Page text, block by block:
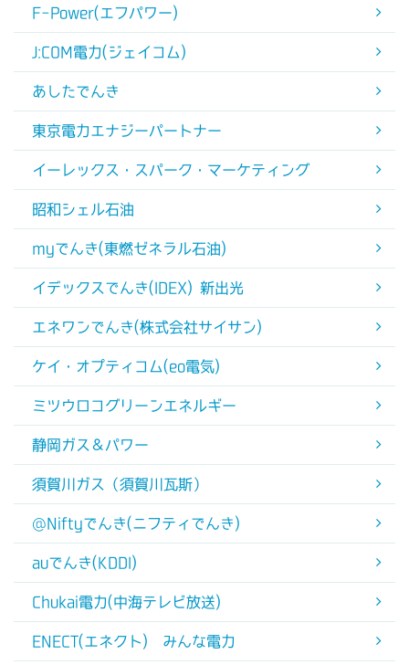
F-Power(エフパワー)
J:COM電力(ジェイコム)
あしたでんき
東京電力エナジーパートナー
イーレックス・スパーク・マーケティング
昭和シェル石油
myでんき(東燃ゼネラル石油)
イデックスでんき(IDEX) 新出光
エネワンでんき(株式会社サイサン)
ケイ・オプティコム(eo電気)
ミツウロコグリーンエネルギー
静岡ガス＆パワー
須賀川ガス（須賀川瓦斯）
@Niftyでんき(ニフティでんき)
auでんき(KDDI)
Chukai電力(中海テレビ放送)
ENECT(エネクト) みんな電力